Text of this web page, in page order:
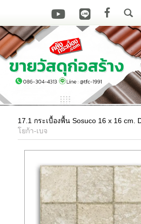
17.1 กระเบื้องพื้น Sosuco 16 x 16 cm.
โยก้า-เบจ